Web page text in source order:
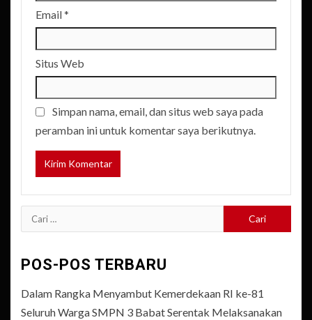
Email*
Situs Web
Simpan nama, email, dan situs web saya pada
peramban ini untuk komentar saya berikutnya.
Cari
untuk:
POS-POS TERBARU
Dalam Rangka Menyambut Kemerdekaan RI ke-81
Seluruh Warga SMPN 3 Babat Serentak Melaksanakan